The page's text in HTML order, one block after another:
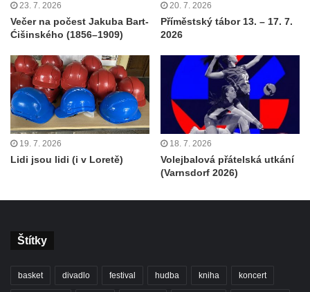
23. 7. 2026
Večer na počest Jakuba Bart-
Ćišinského (1856–1909)
20. 7. 2026
Příměstský tábor 13. – 17. 7.
2026
19. 7. 2026
Lidi jsou lidi (i v Loretě)
18. 7. 2026
Volejbalová přátelská utkání
(Varnsdorf 2026)
Štítky
basket divadlo festival hudba kniha koncert